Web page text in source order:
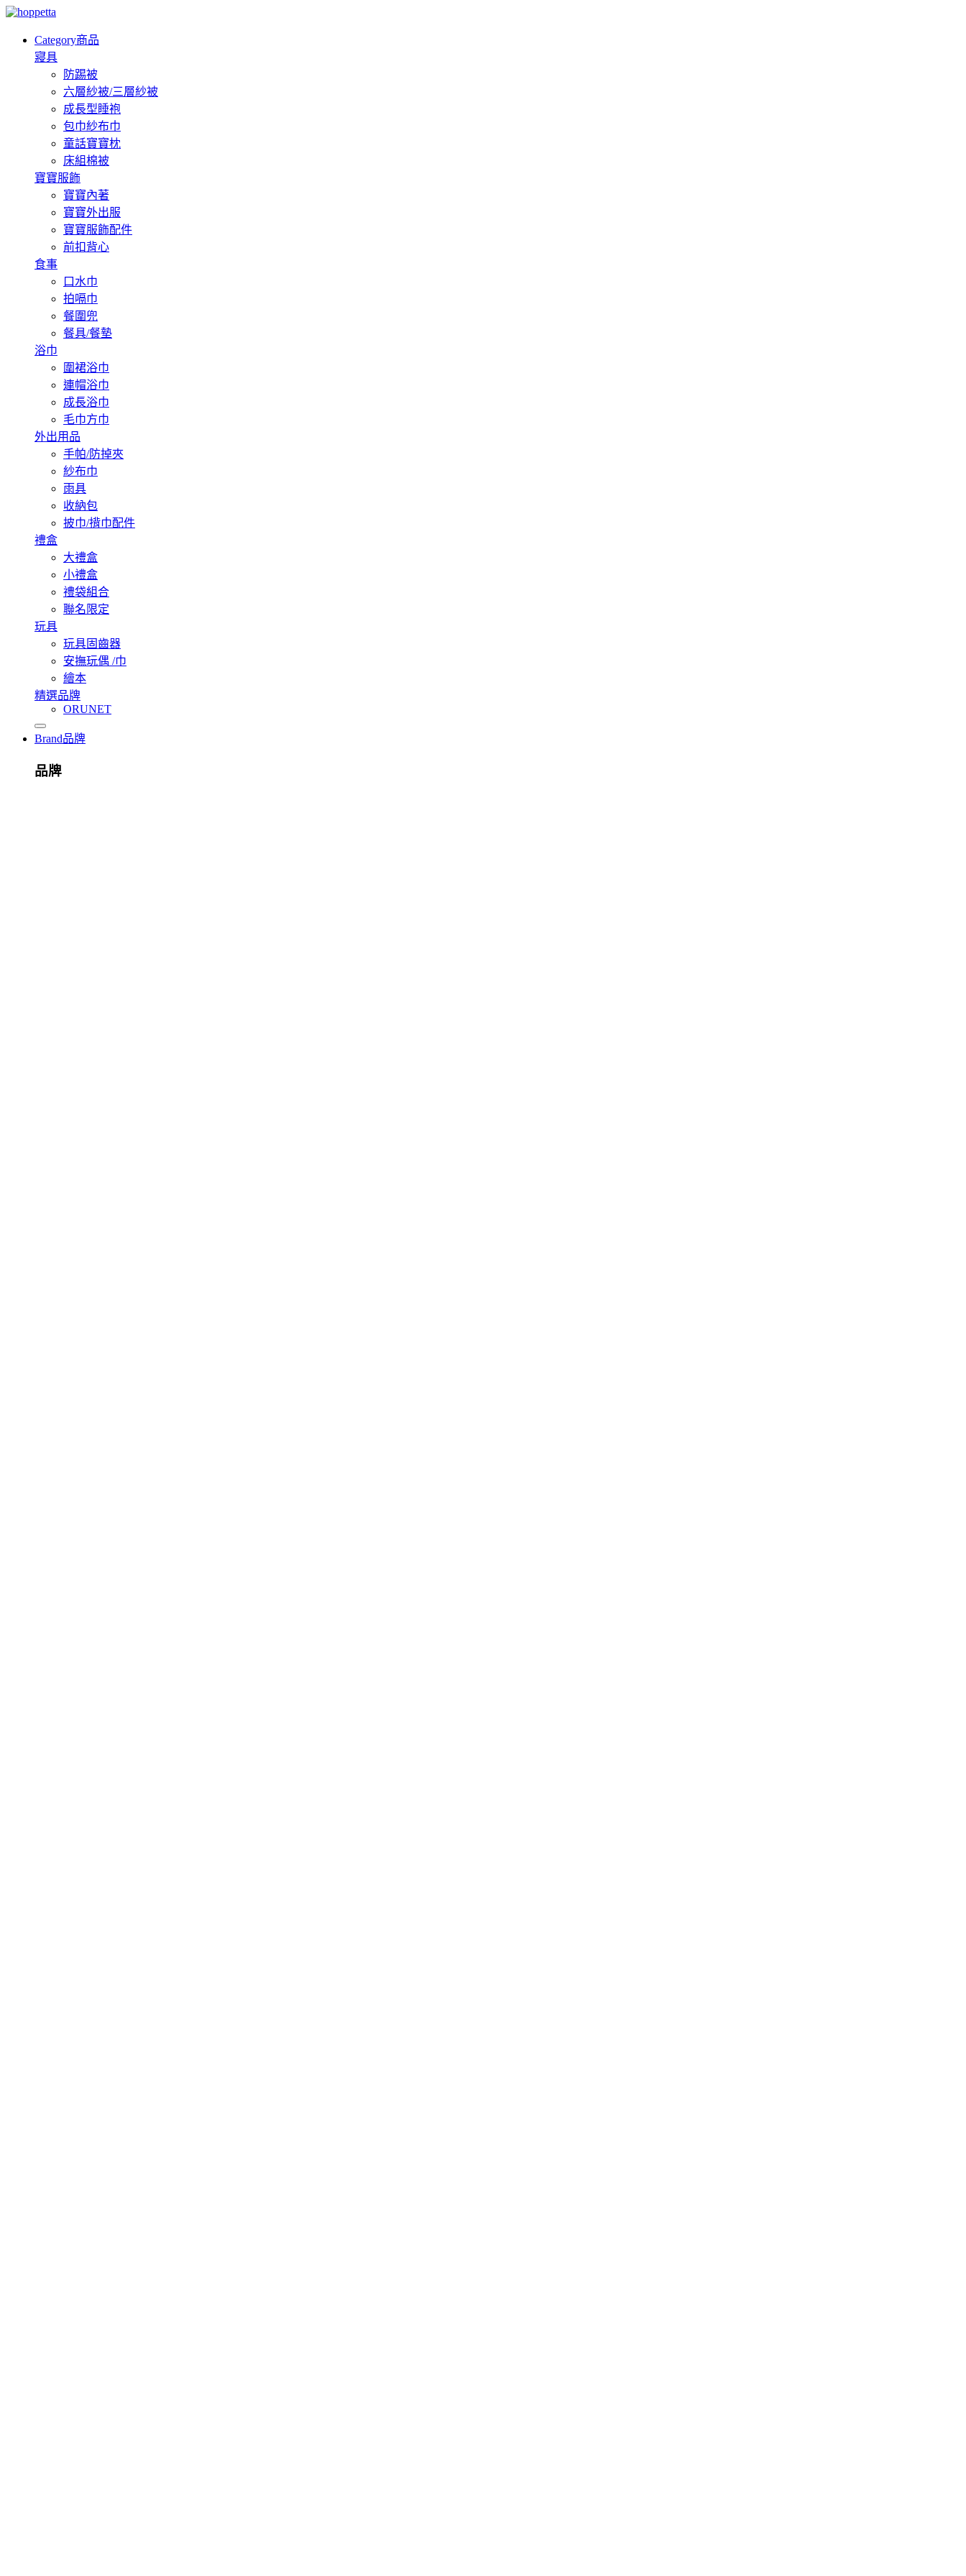
Category商品
寢具
防踢被
六層紗被/三層紗被
成長型睡袍
包巾紗布巾
童話寶寶枕
床組棉被
寶寶服飾
寶寶內著
寶寶外出服
寶寶服飾配件
前扣背心
食事
口水巾
拍嗝巾
餐圍兜
餐具/餐墊
浴巾
圍裙浴巾
連帽浴巾
成長浴巾
毛巾方巾
外出用品
手帕/防掉夾
紗布巾
雨具
收納包
披巾/揹巾配件
禮盒
大禮盒
小禮盒
禮袋組合
聯名限定
玩具
玩具固齒器
安撫玩偶 /巾
繪本
精選品牌
ORUNET
Brand品牌
品牌